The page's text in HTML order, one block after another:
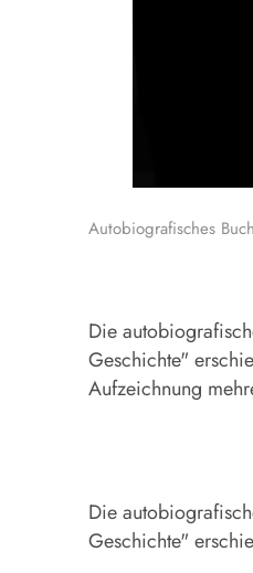
Autobiografisches
Die
Geschichte"
Aufzeichnung
Die
Geschichte"